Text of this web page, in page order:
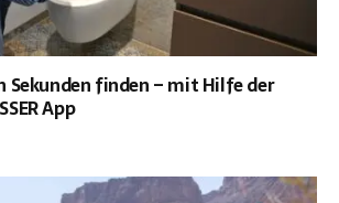
Sekunden finden – mit Hilfe der
App